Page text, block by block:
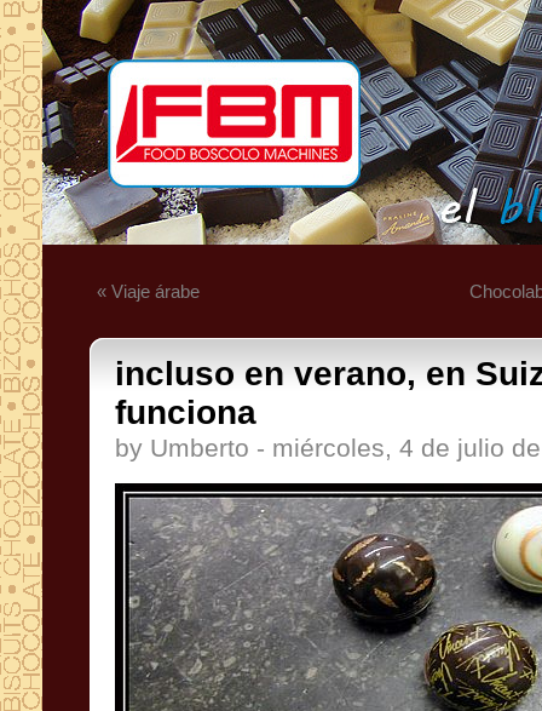
« Viaje árabe
incluso en verano, en
funciona
by Umberto - miércoles, 4 de julio